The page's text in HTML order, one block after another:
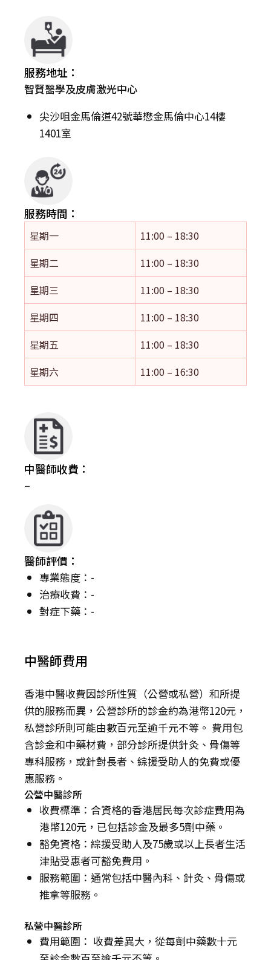
服務地址：
智賢醫學及皮膚激光中心
尖沙咀金馬倫道42號華懋金馬倫中心14樓
1401室
服務時間：
星期一
11:00 – 18:30
星期二
11:00 – 18:30
星期三
11:00 – 18:30
星期四
11:00 – 18:30
星期五
11:00 – 18:30
星期六
11:00 – 16:30
中醫師收費：
–
醫師評價：
專業態度：-
治療收費：-
對症下藥：-
中醫師費用
香港中醫收費因診所性質（公營或私營）和所提
供的服務而異，公營診所的診金約為港幣120元，
私營診所則可能由數百元至逾千元不等。 費用包
含診金和中藥材費，部分診所提供針灸、骨傷等
專科服務，或針對長者、綜援受助人的免費或優
惠服務。
公營中醫診所
收費標準：合資格的香港居民每次診症費用為
港幣120元，已包括診金及最多5劑中藥。
豁免資格：綜援受助人及75歲或以上長者生活
津貼受惠者可豁免費用。
服務範圍：通常包括中醫內科、針灸、骨傷或
推拿等服務。
私營中醫診所
費用範圍： 收費差異大，從每劑中藥數十元